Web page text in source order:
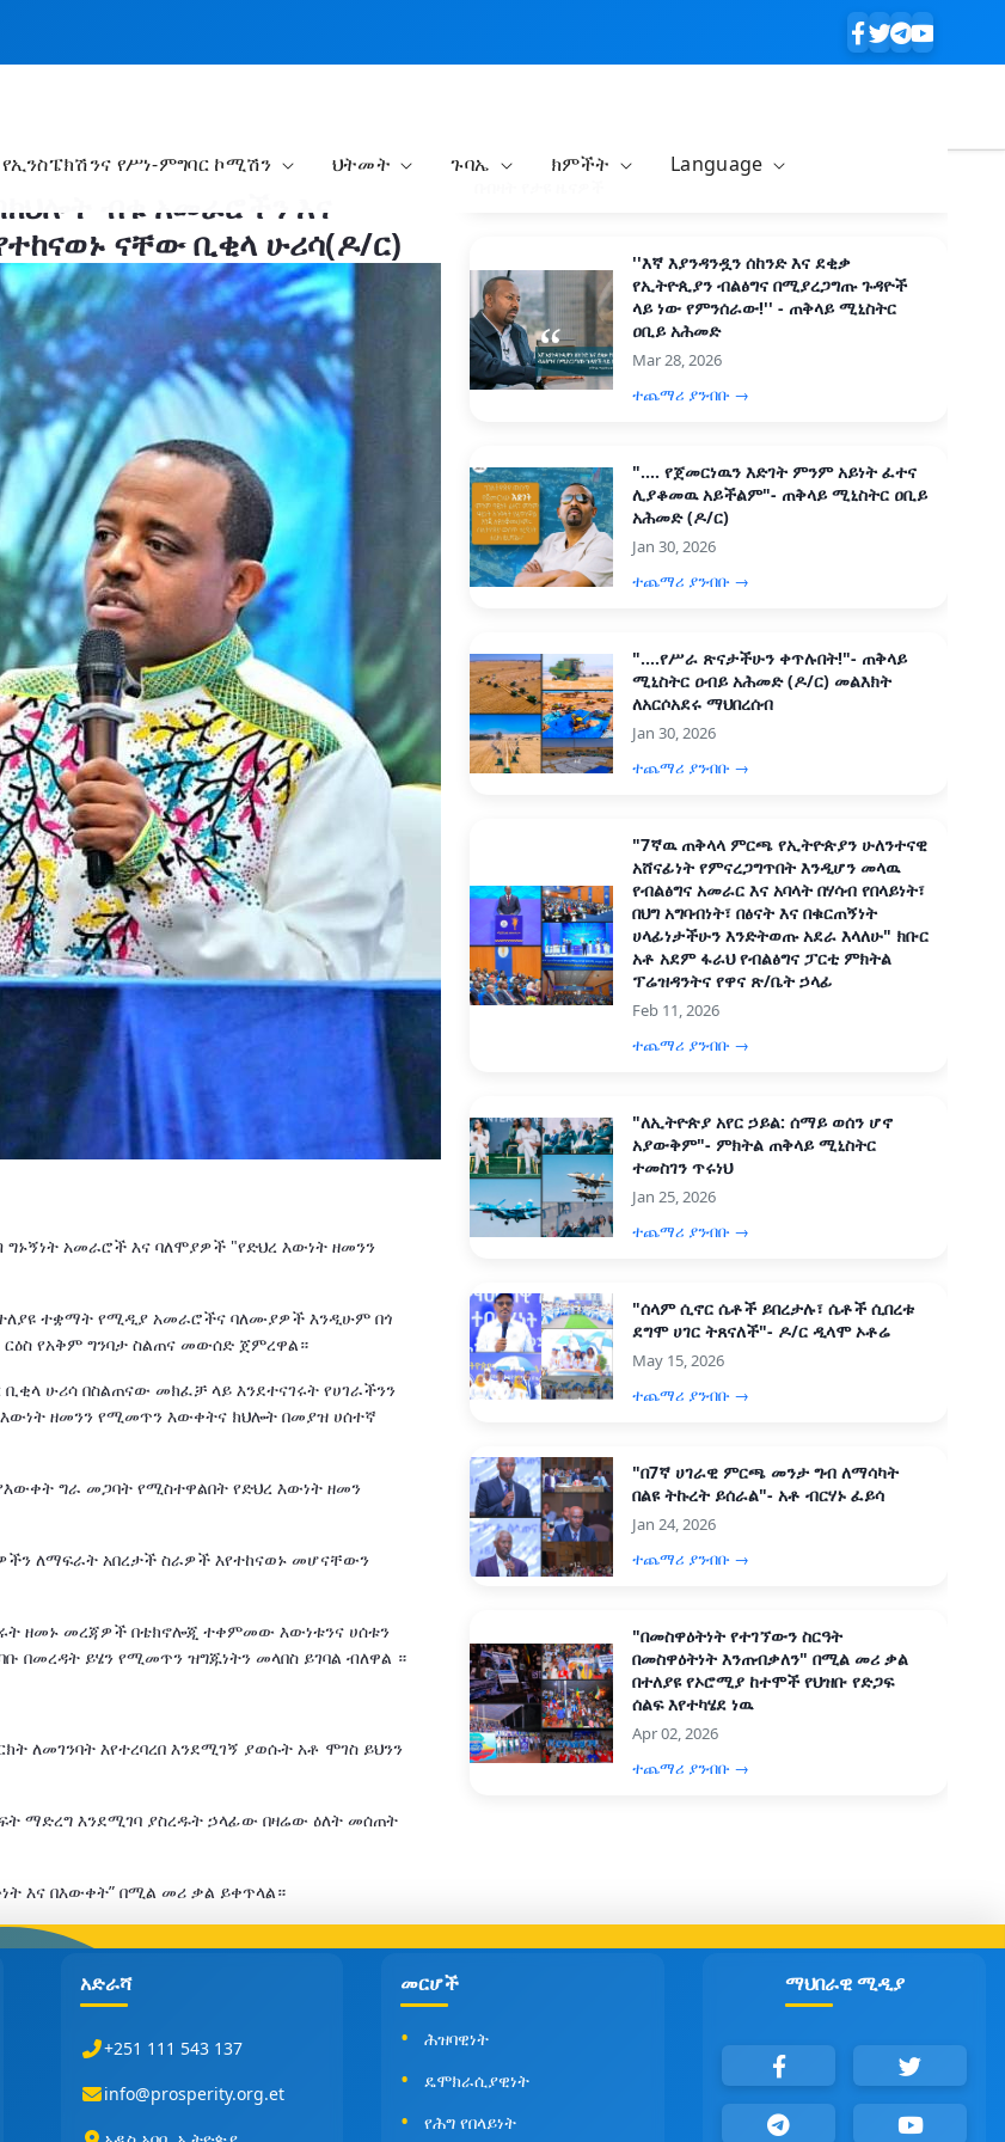
የኢንስፔክሽንና የሥነ-ምግባር ኮሚሽን ህትመት ጉባኤ ክምችት Language
ብቁ አመራሮችን እና
ናቸው ቢቂላ ሁሪሳ(ዶ/ር)
ግኑኝነት አመራሮች እና ባለሞያዎች "የድህረ እውነት ዘመንን
ተቋማት የሚዲያ አመራሮችና ባለሙያዎች እንዲሁም በጎ
የአቅም ግንባታ ስልጠና መውሰድ ጀምረዋል።
ሁሪሳ በስልጠናው መክፈቻ ላይ እንደተናገሩት የሀገራችንን
እውነት ዘመንን የሚመጥን እውቀትና ክህሎት በመያዝ ሀሰተኛ
ግራ መጋባት የሚስተዋልበት የድህረ እውነት ዘመን
ለማፍራት አበረታች ስራዎች እየተከናወኑ መሆናቸውን
ዘመኑ መረጃዎች በቴክኖሎጂ ተቀምመው እውነቱንና ሀሰቱን
በመረዳት ይሄን የሚመጥን ዝግጁነትን መላበስ ይገባል ብለዋል ።
ለመገንባት እየተረባረበ እንደሚገኝ ያወሱት አቶ ሞገስ ይህንን
ማድረግ እንደሚገባ ያስረዱት ኃላፊው በዛሬው ዕለት መሰጠት
እና በእውቀት” በሚል መሪ ቃል ይቀጥላል።
''እኛ እያንዳንዷን ሰከንድ እና ደቂቃ
የኢትዮጲያን ብልፅግና በሚያረጋግጡ ጉዳዮች
ላይ ነው የምንሰራው!'' - ጠቅላይ ሚኒስትር
ዐቢይ አሕመድ
Mar 28, 2026
ተጨማሪ ያንብቡ →
".... የጀመርነዉን እድገት ምንም አይነት ፈተና
ሊያቆመዉ አይችልም"- ጠቅላይ ሚኒስትር ዐቢይ
አሕመድ (ዶ/ር)
Jan 30, 2026
ተጨማሪ ያንብቡ →
"....የሥራ ጽናታችሁን ቀጥሉበት!"- ጠቅላይ
ሚኒስትር ዐብይ አሕመድ (ዶ/ር) መልእክት
ለአርሶአደሩ ማህበረሰብ
Jan 30, 2026
ተጨማሪ ያንብቡ →
"7ኛዉ ጠቅላላ ምርጫ የኢትዮጵያን ሁለንተናዊ
አሸናፊነት የምናረጋግጥበት እንዲሆን መላዉ
የብልፅግና አመራር እና አባላት በሃሳብ የበላይነት፣
በህግ አግባብነት፣ በፅናት እና በቁርጠኝነት
ሀላፊነታችሁን እንድትወጡ አደራ እላለሁ" ክቡር
አቶ አደም ፋራህ የብልፅግና ፓርቲ ምክትል
ፕሬዝዳንትና የዋና ጽ/ቤት ኃላፊ
Feb 11, 2026
ተጨማሪ ያንብቡ →
"ለኢትዮጵያ አየር ኃይል: ሰማይ ወሰን ሆኖ
አያውቅም"- ምክትል ጠቅላይ ሚኒስትር
ተመስገን ጥሩነህ
Jan 25, 2026
ተጨማሪ ያንብቡ →
"ሰላም ሲኖር ሴቶች ይበረታሉ፣ ሴቶች ሲበረቱ
ደግሞ ሀገር ትጸናለች"- ዶ/ር ዲላሞ ኦቶሬ
May 15, 2026
ተጨማሪ ያንብቡ →
"በ7ኛ ሀገራዊ ምርጫ መንታ ግብ ለማሳካት
በልዩ ትኩረት ይሰራል"- አቶ ብርሃኑ ፈይሳ
Jan 24, 2026
ተጨማሪ ያንብቡ →
"በመስዋዕትነት የተገኘውን ስርዓት
በመስዋዕትነት እንጠብቃለን" በሚል መሪ ቃል
በተለያዩ የኦሮሚያ ከተሞች የህዝቡ የድጋፍ
ሰልፍ እየተካሄደ ነዉ
Apr 02, 2026
ተጨማሪ ያንብቡ →
አድራሻ
+251 111 543 137
info@prosperity.org.et
መርሆች
ሕዝባዊነት
ዴሞክራሲያዊነት
የሕግ የበላይነት
ማህበራዊ ሚዲያ